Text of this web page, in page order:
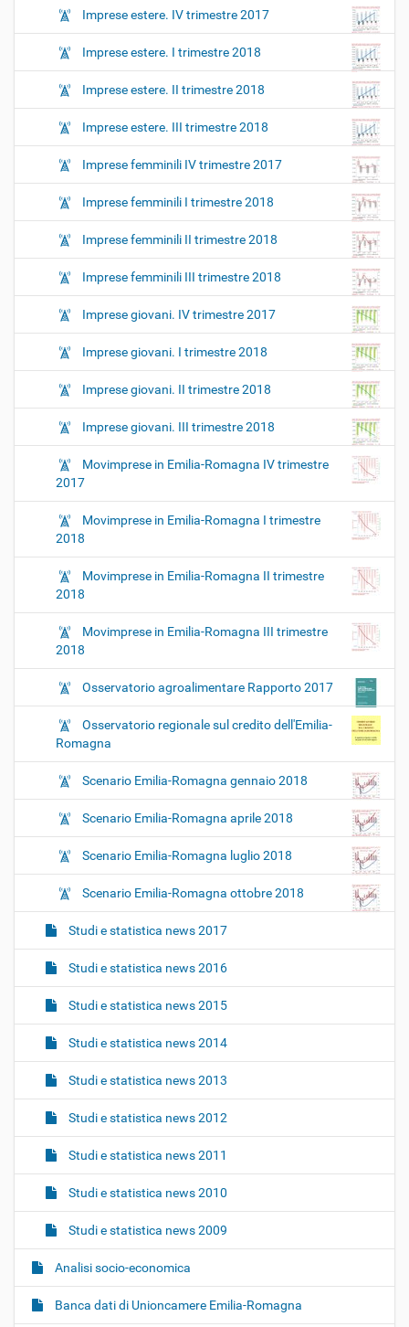
Imprese estere. IV trimestre 2017
Imprese estere. I trimestre 2018
Imprese estere. II trimestre 2018
Imprese estere. III trimestre 2018
Imprese femminili IV trimestre 2017
Imprese femminili I trimestre 2018
Imprese femminili II trimestre 2018
Imprese femminili III trimestre 2018
Imprese giovani. IV trimestre 2017
Imprese giovani. I trimestre 2018
Imprese giovani. II trimestre 2018
Imprese giovani. III trimestre 2018
Movimprese in Emilia-Romagna IV trimestre
2017
Movimprese in Emilia-Romagna I trimestre
2018
Movimprese in Emilia-Romagna II trimestre
2018
Movimprese in Emilia-Romagna III trimestre
2018
Osservatorio agroalimentare Rapporto 2017
Osservatorio regionale sul credito dell'Emilia-
Romagna
Scenario Emilia-Romagna gennaio 2018
Scenario Emilia-Romagna aprile 2018
Scenario Emilia-Romagna luglio 2018
Scenario Emilia-Romagna ottobre 2018
Studi e statistica news 2017
Studi e statistica news 2016
Studi e statistica news 2015
Studi e statistica news 2014
Studi e statistica news 2013
Studi e statistica news 2012
Studi e statistica news 2011
Studi e statistica news 2010
Studi e statistica news 2009
Analisi socio-economica
Banca dati di Unioncamere Emilia-Romagna